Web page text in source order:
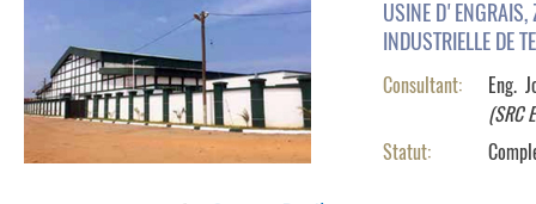
USINE D'ENGRAIS,
INDUSTRIELLE DE
Consultant:
Eng.
(SRC
Statut: